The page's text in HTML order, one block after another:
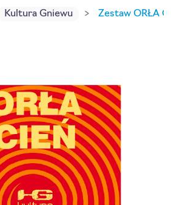
Kultura Gniewu Zestaw ORŁA